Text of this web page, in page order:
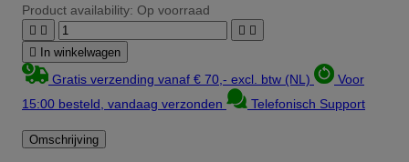
Product availability: Op voorraad
   
 In winkelwagen
Gratis verzending vanaf € 70,- excl. btw (NL)
Voor
15:00 besteld, vandaag verzonden
Telefonisch Support
Omschrijving